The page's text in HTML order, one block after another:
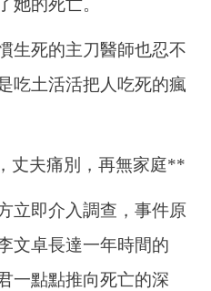
她的死亡。
生死的主刀醫師也忍不
吃土活活把人吃死的瘋
丈夫痛別，再無家庭**
立即介入調查，事件原
文卓長達一年時間的
一點點推向死亡的深